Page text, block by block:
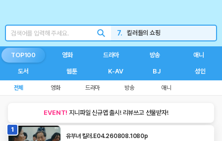
7. 킬러들의 쇼핑
8. 불량연애
와일드씽
TOP100 영화 드라마 방송 애니
도서 웹툰 K-AV BJ 성인
전체 영화 드라마 방송 애니
EVENT! 지니파일 신규앱 출시! 리뷰쓰고 선물받자!
1
유부녀 킬러.E04.260808.1080p